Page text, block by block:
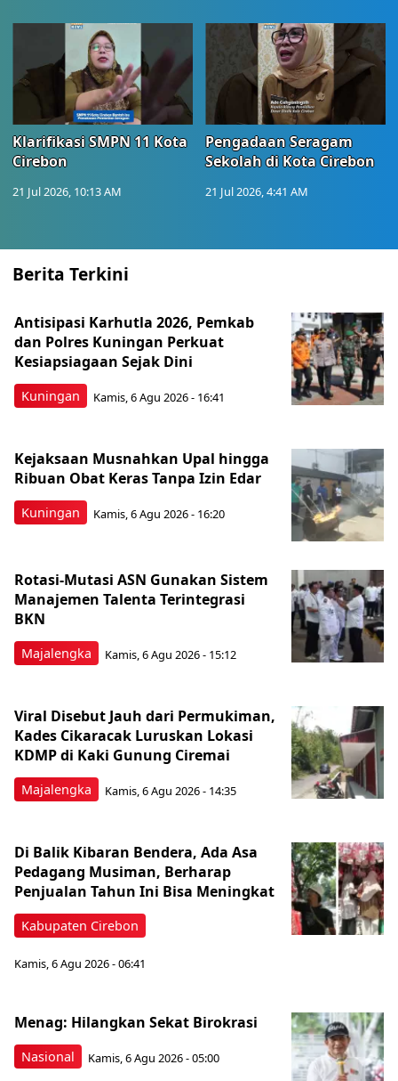
Klarifikasi SMPN 11 Kota
Cirebon
21 Jul 2026, 10:13 AM
Pengadaan Seragam
Sekolah di Kota Cirebon
21 Jul 2026, 4:41 AM
Berita Terkini
Kuningan
Antisipasi Karhutla 2026, Pemkab
dan Polres Kuningan Perkuat
Kesiapsiagaan Sejak Dini
Kamis, 6 Agu 2026 - 16:41
Kuningan
Kejaksaan Musnahkan Upal hingga
Ribuan Obat Keras Tanpa Izin Edar
Kamis, 6 Agu 2026 - 16:20
Majalengka
Rotasi-Mutasi ASN Gunakan Sistem
Manajemen Talenta Terintegrasi
BKN
Kamis, 6 Agu 2026 - 15:12
Majalengka
Viral Disebut Jauh dari Permukiman,
Kades Cikaracak Luruskan Lokasi
KDMP di Kaki Gunung Ciremai
Kamis, 6 Agu 2026 - 14:35
Kabupaten Cirebon
Di Balik Kibaran Bendera, Ada Asa
Pedagang Musiman, Berharap
Penjualan Tahun Ini Bisa Meningkat
Kamis, 6 Agu 2026 - 06:41
Nasional
Menag: Hilangkan Sekat Birokrasi
Kamis, 6 Agu 2026 - 05:00